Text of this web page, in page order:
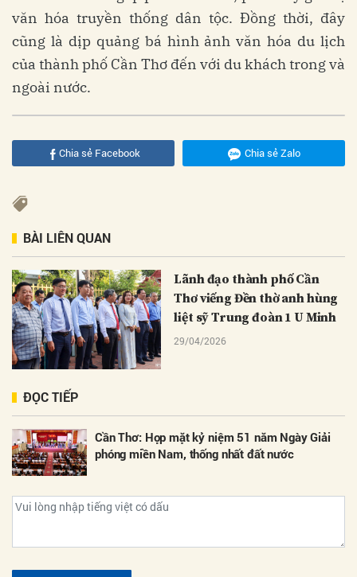
văn hóa truyền thống dân tộc. Đồng thời, đây
cũng là dịp quảng bá hình ảnh văn hóa du lịch
của thành phố Cần Thơ đến với du khách trong và
ngoài nước.
Chia sẻ Facebook Chia sẻ Zalo
BÀI LIÊN QUAN
Lãnh đạo thành phố Cần
Thơ viếng Đền thờ anh hùng
liệt sỹ Trung đoàn 1 U Minh
29/04/2026
ĐỌC TIẾP
Cần Thơ: Họp mặt kỷ niệm 51 năm Ngày Giải
phóng miền Nam, thống nhất đất nước